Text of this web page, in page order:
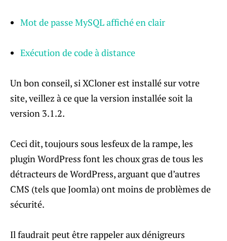
Mot de passe MySQL affiché en clair
Exécution de code à distance
Un bon conseil, si XCloner est installé sur votre
site, veillez à ce que la version installée soit la
version 3.1.2.
Ceci dit, toujours sous lesfeux de la rampe, les
plugin WordPress font les choux gras de tous les
détracteurs de WordPress, arguant que d’autres
CMS (tels que Joomla) ont moins de problèmes de
sécurité.
Il faudrait peut être rappeler aux dénigreurs